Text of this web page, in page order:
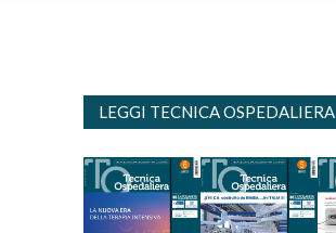
LEGGI TECNICA OSPEDALIERA